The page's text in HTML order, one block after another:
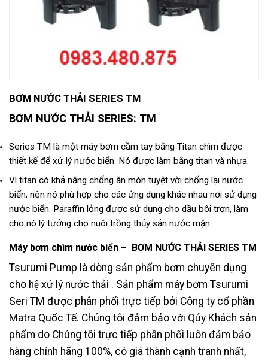
BƠM NƯỚC THẢI SERIES TM
BƠM NƯỚC THẢI SERIES: TM
Series TM là một máy bơm cầm tay bằng Titan chìm được
thiết kế để xử lý nước biển. Nó được làm bằng titan và nhựa.
Vì titan có khả năng chống ăn mòn tuyệt vời chống lại nước
biển, nên nó phù hợp cho các ứng dụng khác nhau nơi sử dụng
nước biển. Paraffin lỏng được sử dụng cho dầu bôi trơn, làm
cho nó lý tưởng cho nuôi trồng thủy sản nước mặn.
Máy bơm chìm nước biển – BƠM NƯỚC THẢI SERIES TM
Tsurumi Pump là dòng sản phẩm bơm chuyên dụng
cho hệ xử lý nước thải . Sản phẩm máy bơm Tsurumi
Seri TM được phân phối trực tiếp bởi Công ty cổ phần
Matra Quốc Tế. Chúng tôi đảm bảo với Qúy Khách sản
phẩm do Chúng tôi trực tiếp phân phối luôn đảm bảo
hàng chính hãng 100%, có giá thành cạnh tranh nhất,